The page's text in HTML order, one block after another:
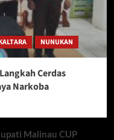
NUNUKAN
Cerdas
Narkoba
Malinau CUP